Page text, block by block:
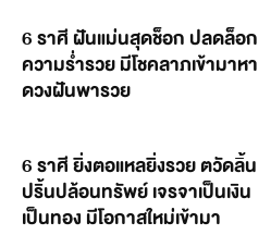
6 ราศี ฝันแม่นสุดช็อก ปลดล็อก
ความร่ำรวย มีโชคลาภเข้ามาหา
ดวงฝันพารวย
6 ราศี ยิ่งตอแหลยิ่งรวย ตวัดลิ้น
ปริ้นปล้อนทรัพย์ เจรจาเป็นเงิน
เป็นทอง มีโอกาสใหม่เข้ามา